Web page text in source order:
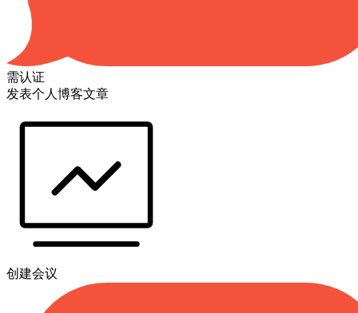
需认证
发表个人博客文章
创建会议